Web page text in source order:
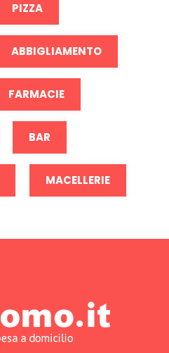
PIZZA
ABBIGLIAMENTO
FARMACIE
BAR
MACELLERIE